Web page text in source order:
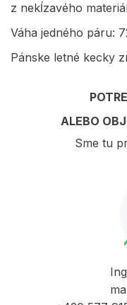
z nekĺzavého
Váha jedného páru:
Pánske letné kecky
ALEBO
Sme tu